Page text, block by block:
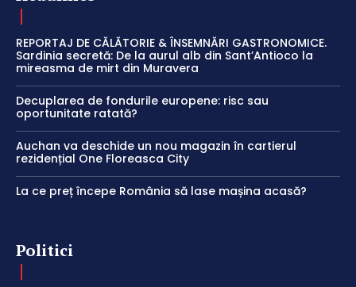
REPORTAJ DE CĂLĂTORIE & ÎNSEMNĂRI GASTRONOMICE.
Sardinia secretă: De la aurul alb din Sant’Antioco la
mireasma de mirt din Muravera
Decuplarea de fondurile europene: risc sau
oportunitate ratată?
Auchan va deschide un nou magazin în cartierul
rezidențial One Floreasca City
La ce preț începe România să lase mașina acasă?
Politici